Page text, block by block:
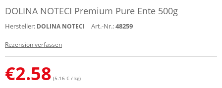
DOLINA NOTECI Premium Pure Ente 500g
Hersteller: DOLINA NOTECI Art.-Nr.:48259
Rezension verfassen
€2.58 (5.16 € / kg)